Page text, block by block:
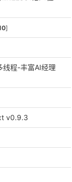
]
程-丰富AI经理
v0.9.3